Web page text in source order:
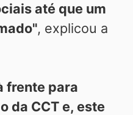
até que um
, explicou a
frente para
da CCT e, este